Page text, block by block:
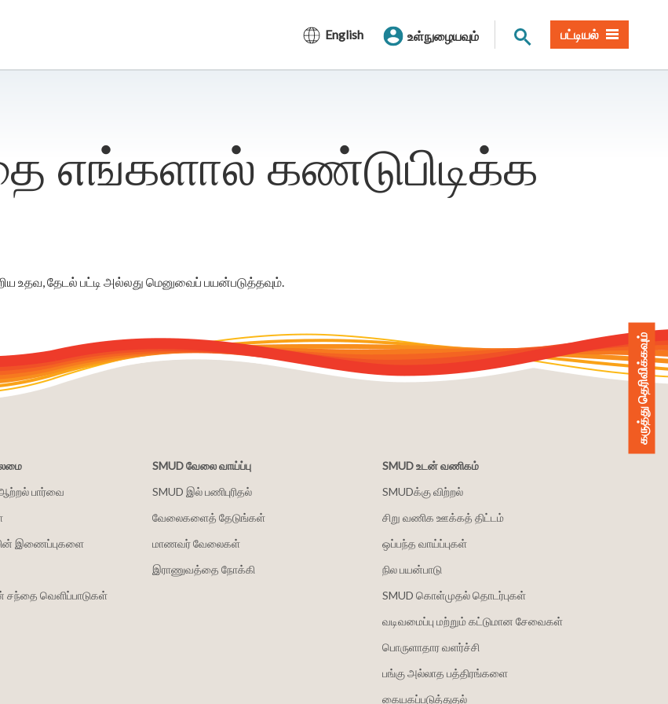
English உள்நுழையவும் தளத் தேடல்
பட்டியல்
எங்களால் கண்டுபிடிக்க
உதவ, தேடல் பட்டி அல்லது மெனுவைப் பயன்படுத்தவும்.
பார்வை
இணைப்புகளை
வெளிப்பாடுகள்
SMUD வேலை வாய்ப்பு
SMUD இல் பணிபுரிதல்
வேலைகளைத் தேடுங்கள்
மாணவர் வேலைகள்
இராணுவத்தை நோக்கி
SMUD உடன் வணிகம்
SMUDக்கு விற்றல்
சிறு வணிக ஊக்கத் திட்டம்
ஒப்பந்த வாய்ப்புகள்
நில பயன்பாடு
SMUD கொள்முதல் தொடர்புகள்
வடிவமைப்பு மற்றும் கட்டுமான சேவைகள்
பொருளாதார வளர்ச்சி
பங்கு அல்லாத பத்திரங்களை
கையகப்படுத்துதல்
கருத்து தெரிவிக்கவும்